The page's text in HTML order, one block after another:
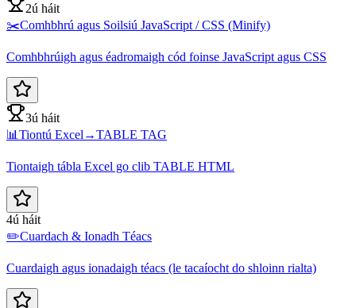
2ú háit
✂️Comhbhrú agus Soilsiú JavaScript / CSS (Minify)
Comhbhrúigh agus éadromaigh cód foinse JavaScript agus CSS
3ú háit
📊 Tiontú Excel→TABLE TAG
Tiontaigh tábla Excel go clib TABLE HTML
4ú háit
✏️Cuardach & Ionadh Téacs
Cuardaigh agus ionadaigh téacs (le tacaíocht do shloinn rialta)